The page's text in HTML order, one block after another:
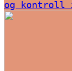
og kontroll